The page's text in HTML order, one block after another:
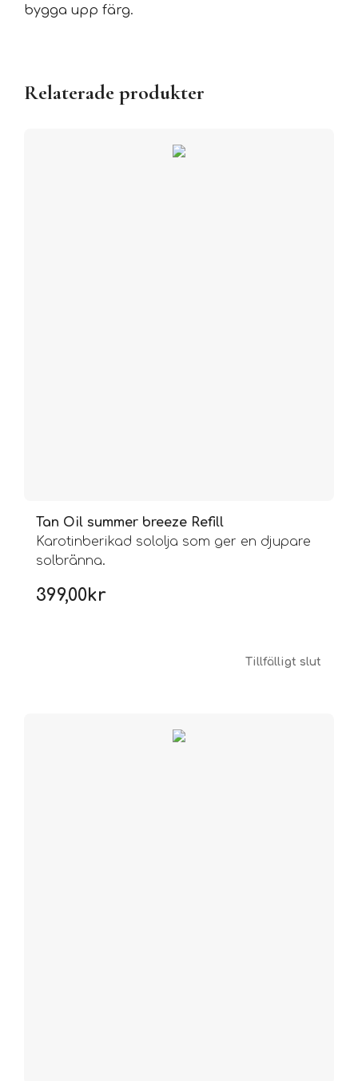
bygga upp färg.
Relaterade produkter
Tan Oil summer breeze Refill
Karotinberikad sololja som ger en djupare
solbränna.
399,00kr
Tillfälligt slut